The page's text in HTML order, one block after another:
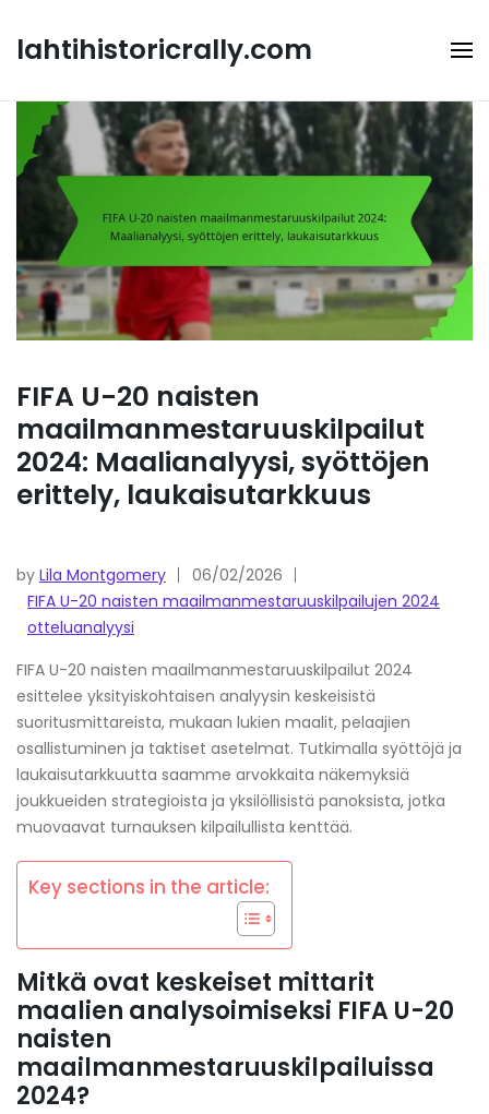
content
lahtihistoricrally.com
FIFA U-20 naisten
maailmanmestaruuskilpailut
2024: Maalianalyysi, syöttöjen
erittely, laukaisutarkkuus
by Lila Montgomery
06/02/2026
FIFA U-20 naisten maailmanmestaruuskilpailujen 2024
otteluanalyysi
FIFA U-20 naisten maailmanmestaruuskilpailut 2024
esittelee yksityiskohtaisen analyysin keskeisistä
suoritusmittareista, mukaan lukien maalit, pelaajien
osallistuminen ja taktiset asetelmat. Tutkimalla syöttöjä ja
laukaisutarkkuutta saamme arvokkaita näkemyksiä
joukkueiden strategioista ja yksilöllisistä panoksista, jotka
muovaavat turnauksen kilpailullista kenttää.
Key sections in the article:
Mitkä ovat keskeiset mittarit
maalien analysoimiseksi FIFA U-20
naisten
maailmanmestaruuskilpailuissa
2024?